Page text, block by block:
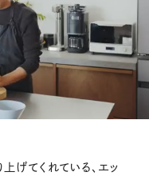
M
げてくれている、エッ